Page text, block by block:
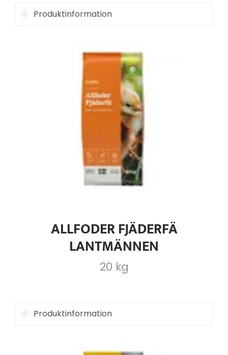
Produktinformation
ALLFODER FJÄDERFÄ
LANTMÄNNEN
20 kg
Produktinformation